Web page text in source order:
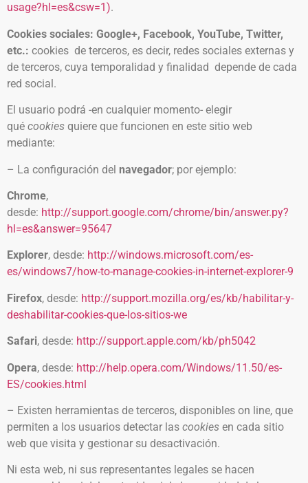
usage?hl=es&csw=1).
Cookies sociales: Google+, Facebook, YouTube, Twitter,
etc.: cookies de terceros, es decir, redes sociales externas y
de terceros, cuya temporalidad y finalidad depende de cada
red social.
El usuario podrá -en cualquier momento- elegir
qué cookies quiere que funcionen en este sitio web
mediante:
– La configuración del navegador; por ejemplo:
Chrome,
desde: http://support.google.com/chrome/bin/answer.py?
hl=es&answer=95647
Explorer, desde: http://windows.microsoft.com/es-
es/windows7/how-to-manage-cookies-in-internet-explorer-9
Firefox, desde: http://support.mozilla.org/es/kb/habilitar-y-
deshabilitar-cookies-que-los-sitios-we
Safari, desde: http://support.apple.com/kb/ph5042
Opera, desde: http://help.opera.com/Windows/11.50/es-
ES/cookies.html
– Existen herramientas de terceros, disponibles on line, que
permiten a los usuarios detectar las cookies en cada sitio
web que visita y gestionar su desactivación.
Ni esta web, ni sus representantes legales se hacen